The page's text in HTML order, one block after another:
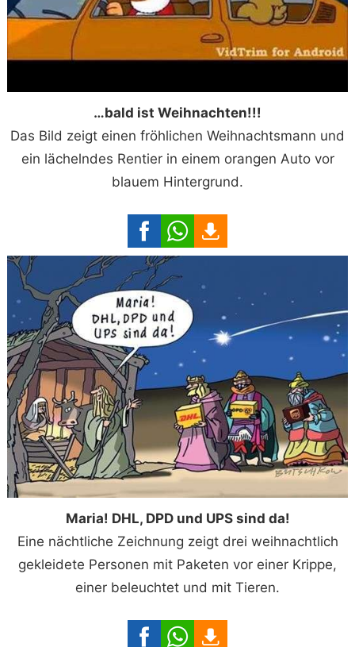
…bald ist Weihnachten!!!
Das Bild zeigt einen fröhlichen Weihnachtsmann und
ein lächelndes Rentier in einem orangen Auto vor
blauem Hintergrund.
Maria! DHL, DPD und UPS sind da!
Eine nächtliche Zeichnung zeigt drei weihnachtlich
gekleidete Personen mit Paketen vor einer Krippe,
einer beleuchtet und mit Tieren.